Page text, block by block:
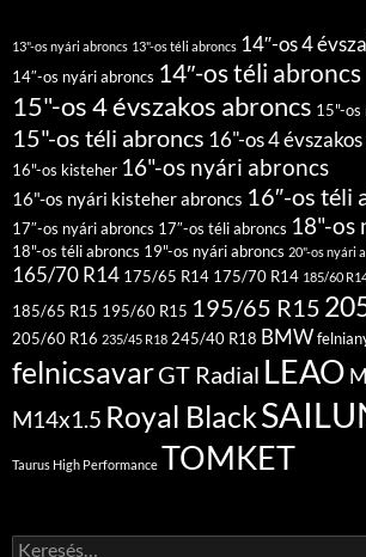
13"-os nyári abroncs 13"-os téli abroncs 14″-os 4
14″-os nyári abroncs 14″-os téli abroncs
15"-os 4 évszakos abroncs 15"-os
15"-os téli abroncs 16"-os 4
16"-os kisteher 16"-os nyári abroncs
16"-os nyári kisteher abroncs 16″-os téli
17″-os nyári abroncs 17″-os téli abroncs 18"-os
18"-os téli abroncs 19"-os nyári abroncs 20"-os nyári
165/70 R14 175/65 R14 175/70 R14 185/60
185/65 R15 195/60 R15 195/65 R15
205/60 R16 235/45 R18 245/40 R18 BMW
felnicsavarGT Radial LEAO
M14x1.5 Royal Black
Taurus High Performance TOMKET
Keresés: